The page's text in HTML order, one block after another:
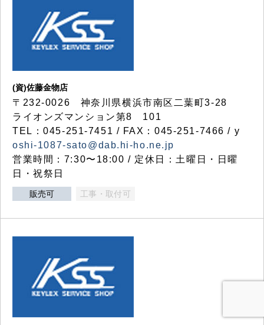
(資)佐藤金物店
〒232-0026 神奈川県横浜市南区二葉町3-28
ライオンズマンション第8 101
TEL：045-251-7451 / FAX：045-251-7466 / y
oshi-1087-sato@dab.hi-ho.ne.jp
営業時間：7:30〜18:00 / 定休日：土曜日・日曜
日・祝祭日
販売可 工事・取付可